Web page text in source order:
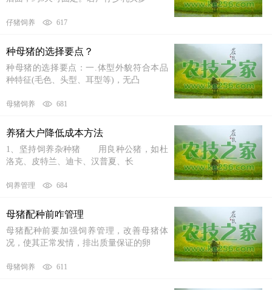
仔猪饲养 617
种母猪的选择要点？
种母猪的选择要点：一.体型外貌符合本品
种特征(毛色、头型、耳型等)，无凸
母猪饲养 681
养猪大户降低成本方法
1、坚持饲养杂种猪 用良种公猪，如杜
洛克、皮特兰、迪卡、汉普夏、长
饲养管理 684
母猪配种前咋管理
母猪配种前要加强饲养管理，改善母猪体
况，使其正常发情，排出质量保证的卵
母猪饲养 611